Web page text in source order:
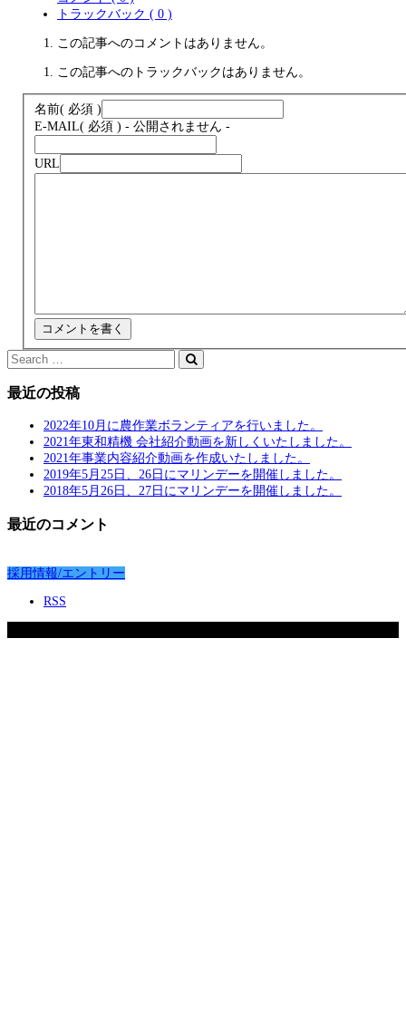
トラックバック ( 0 )
この記事へのコメントはありません。
この記事へのトラックバックはありません。
名前( 必須 )
E-MAIL( 必須 ) - 公開されません -
URL
最近の投稿
2022年10月に農作業ボランティアを行いました。
2021年東和精機 会社紹介動画を新しくいたしました。
2021年事業内容紹介動画を作成いたしました。
2019年5月25日、26日にマリンデーを開催しました。
2018年5月26日、27日にマリンデーを開催しました。
最近のコメント
採用情報/エントリー
RSS